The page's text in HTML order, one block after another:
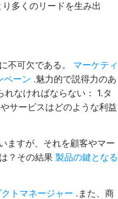
り多くのリードを生み出
不可欠である。 マーケティ
ペーン .魅力的で説得力のあ
れなければならない： 1.タ
サービスはどのような利益
ますが、それを顧客やマー
？その結果 製品の鍵となる
トマネージャー .また、商